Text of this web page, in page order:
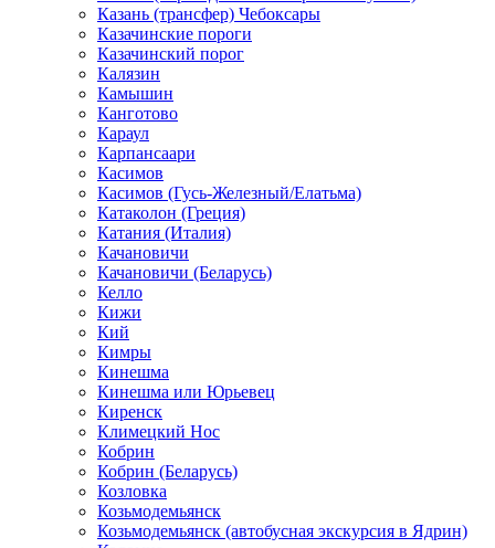
Казань (трансфер) Чебоксары
Казачинские пороги
Казачинский порог
Калязин
Камышин
Канготово
Караул
Карпансаари
Касимов
Касимов (Гусь-Железный/Елатьма)
Катаколон (Греция)
Катания (Италия)
Качановичи
Качановичи (Беларусь)
Келло
Кижи
Кий
Кимры
Кинешма
Кинешма или Юрьевец
Киренск
Климецкий Нос
Кобрин
Кобрин (Беларусь)
Козловка
Козьмодемьянск
Козьмодемьянск (автобусная экскурсия в Ядрин)